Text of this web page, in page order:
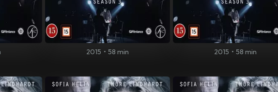
2015 • 58 min 2015 • 58 min